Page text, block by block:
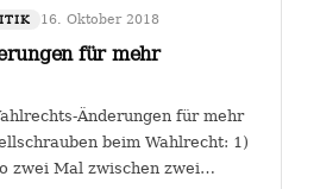
16. Oktober 2018
für mehr
Änderungen für mehr
beim Wahlrecht: 1)
zwei Mal zwischen zwei